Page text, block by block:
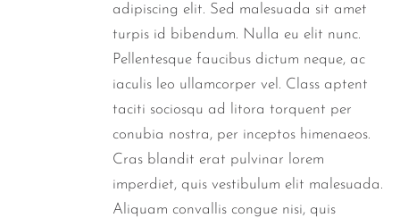
adipiscing elit. Sed malesuada sit amet
turpis id bibendum. Nulla eu elit nunc.
Pellentesque faucibus dictum neque, ac
iaculis leo ullamcorper vel. Class aptent
taciti sociosqu ad litora torquent per
conubia nostra, per inceptos himenaeos.
Cras blandit erat pulvinar lorem
imperdiet, quis vestibulum elit malesuada.
Aliquam convallis congue nisi, quis